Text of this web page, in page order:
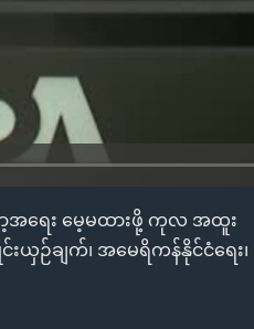
ာ့အရေး မေ့မထားဖို့ ကုလ အထူး
ယှဉ်ချက်၊ အမေရိကန်နိုင်ငံရေး၊